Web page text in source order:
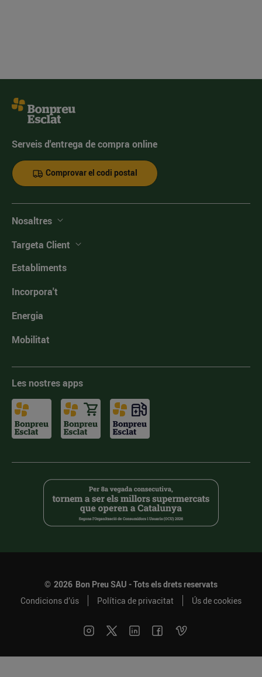
Serveis d'entrega de compra online
Comprovar el codi postal
Nosaltres
Targeta Client
Establiments
Incorpora't
Energia
Mobilitat
Les nostres apps
© 2026 Bon Preu SAU - Tots els drets reservats
Condicions d’ús
Política de privacitat Ús de cookies